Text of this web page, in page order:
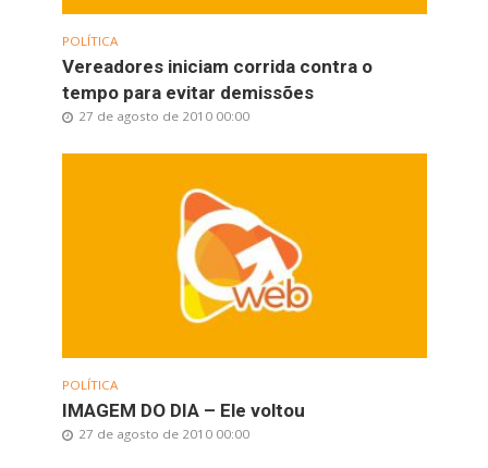
POLÍTICA
Vereadores iniciam corrida contra o
tempo para evitar demissões
27 de agosto de 2010 00:00
POLÍTICA
IMAGEM DO DIA – Ele voltou
27 de agosto de 2010 00:00